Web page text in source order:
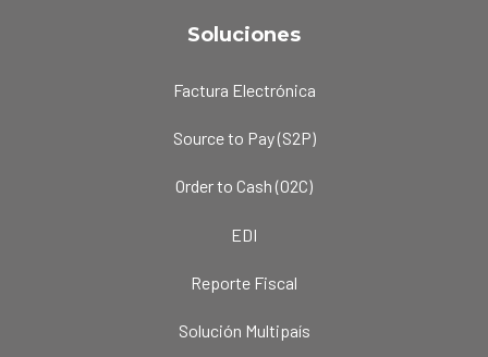
Soluciones
Factura Electrónica
Source to Pay (S2P)
Order to Cash (O2C)
EDI
Reporte Fiscal
Solución Multipaís